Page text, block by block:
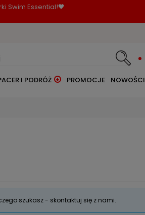
Swim Essential!🖤
I PODRÓŻ PROMOCJE NOWOŚCI
szukasz - skontaktuj się z nami.